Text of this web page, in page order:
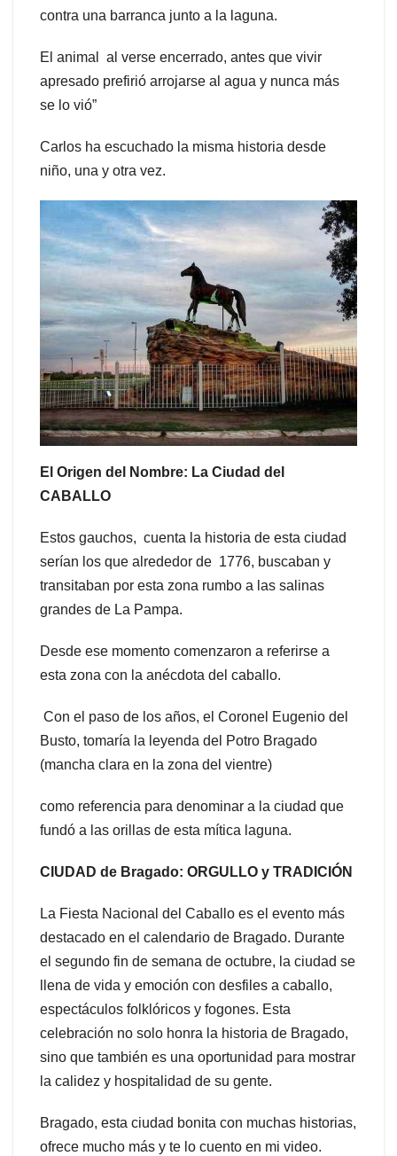
contra una barranca junto a la laguna.
El animal al verse encerrado, antes que vivir
apresado prefirió arrojarse al agua y nunca más
se lo vió”
Carlos ha escuchado la misma historia desde
niño, una y otra vez.
El Origen del Nombre: La Ciudad del
CABALLO
Estos gauchos, cuenta la historia de esta ciudad
serían los que alrededor de 1776, buscaban y
transitaban por esta zona rumbo a las salinas
grandes de La Pampa.
Desde ese momento comenzaron a referirse a
esta zona con la anécdota del caballo.
Con el paso de los años, el Coronel Eugenio del
Busto, tomaría la leyenda del Potro Bragado
(mancha clara en la zona del vientre)
como referencia para denominar a la ciudad que
fundó a las orillas de esta mítica laguna.
CIUDAD de Bragado: ORGULLO y TRADICIÓN
La Fiesta Nacional del Caballo es el evento más
destacado en el calendario de Bragado. Durante
el segundo fin de semana de octubre, la ciudad se
llena de vida y emoción con desfiles a caballo,
espectáculos folklóricos y fogones. Esta
celebración no solo honra la historia de Bragado,
sino que también es una oportunidad para mostrar
la calidez y hospitalidad de su gente.
Bragado, esta ciudad bonita con muchas historias,
ofrece mucho más y te lo cuento en mi video.